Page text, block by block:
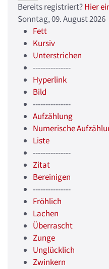
Bereits registriert?Hier
Sonntag, 09. August 2026
Fett
Kursiv
Unterstrichen
---------------
Hyperlink
Bild
---------------
Aufzählung
Numerische
Liste
---------------
Zitat
Bereinigen
---------------
Fröhlich
Lachen
Überrascht
Zunge
Unglücklich
Zwinkern